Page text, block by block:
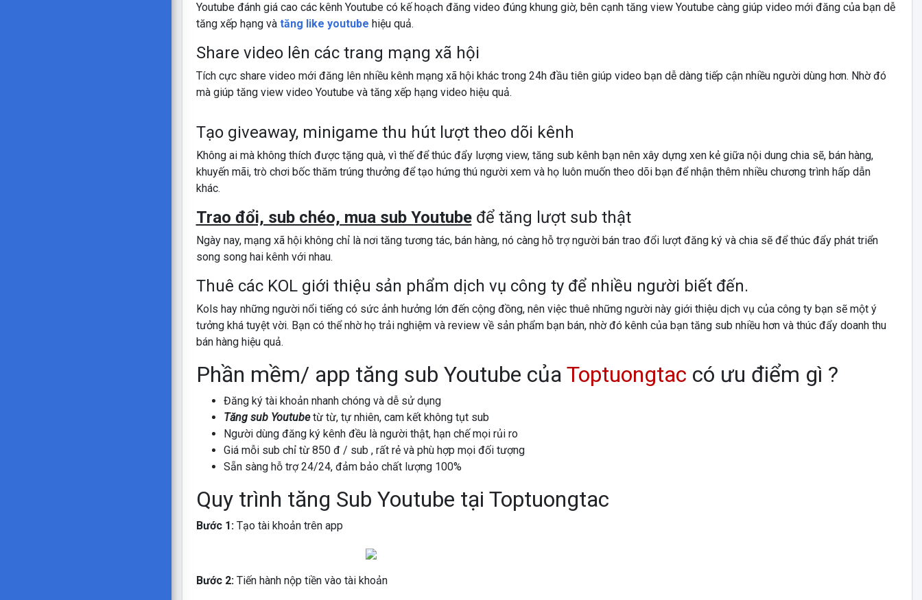
Youtube đánh giá cao các kênh Youtube có kế hoạch đăng video đúng khung giờ, bên cạnh tăng view Youtube càng giúp video mới đăng của bạn dễ
tăng xếp hạng và tăng like youtube hiệu quả.
Share video lên các trang mạng xã hội
Tích cực share video mới đăng lên nhiều kênh mạng xã hội khác trong 24h đầu tiên giúp video bạn dễ dàng tiếp cận nhiều người dùng hơn. Nhờ đó
mà giúp tăng view video Youtube và tăng xếp hạng video hiệu quả.
Tạo giveaway, minigame thu hút lượt theo dõi kênh
Không ai mà không thích được tặng quà, vì thế để thúc đẩy lượng view, tăng sub kênh bạn nên xây dựng xen kẻ giữa nội dung chia sẽ, bán hàng,
khuyến mãi, trò chơi bốc thăm trúng thưởng để tạo hứng thú người xem và họ luôn muốn theo dõi bạn để nhận thêm nhiều chương trình hấp dẫn
khác.
Trao đổi, sub chéo, mua sub Youtubeđể tăng lượt sub thật
Ngày nay, mạng xã hội không chỉ là nơi tăng tương tác, bán hàng, nó càng hỗ trợ người bán trao đổi lượt đăng ký và chia sẽ để thúc đẩy phát triển
song song hai kênh với nhau.
Thuê các KOL giới thiệu sản phẩm dịch vụ công ty để nhiều người biết đến.
Kols hay những người nổi tiếng có sức ảnh hưởng lớn đến cộng đồng, nên việc thuê những người này giới thiệu dịch vụ của công ty bạn sẽ một ý
tưởng khá tuyệt vời. Bạn có thể nhờ họ trải nghiệm và review về sản phẩm bạn bán, nhờ đó kênh của bạn tăng sub nhiều hơn và thúc đẩy doanh thu
bán hàng hiệu quả.
Phần mềm/ app tăng sub Youtube của Toptuongtac có ưu điểm gì ?
Đăng ký tài khoản nhanh chóng và dễ sử dụng
Tăng sub Youtubetừ từ, tự nhiên, cam kết không tụt sub
Người dùng đăng ký kênh đều là người thật, hạn chế mọi rủi ro
Giá mỗi sub chỉ từ 850 đ / sub , rất rẻ và phù hợp mọi đối tượng
Sẵn sàng hỗ trợ 24/24, đảm bảo chất lượng 100%
Quy trình tăng Sub Youtube tại Toptuongtac
Bước 1:Tạo tài khoản trên app
Bước 2:Tiến hành nộp tiền vào tài khoản